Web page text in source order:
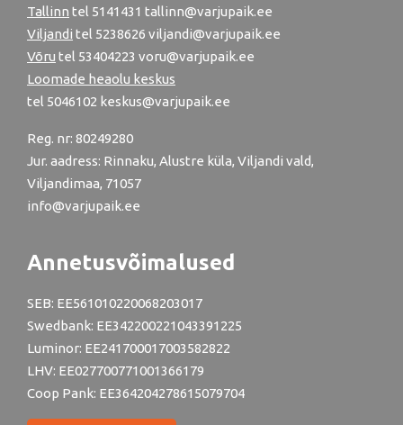
Tallinn tel 5141431 tallinn@varjupaik.ee
Viljandi tel 5238626 viljandi@varjupaik.ee
Võru tel 53404223 voru@varjupaik.ee
Loomade heaolu keskus
tel 5046102 keskus@varjupaik.ee
Reg. nr: 80249280
Jur. aadress: Rinnaku, Alustre küla, Viljandi vald,
Viljandimaa, 71057
info@varjupaik.ee
Annetusvõimalused
SEB: EE561010220068203017
Swedbank: EE342200221043391225
Luminor: EE241700017003582822
LHV: EE027700771001366179
Coop Pank: EE364204278615079704